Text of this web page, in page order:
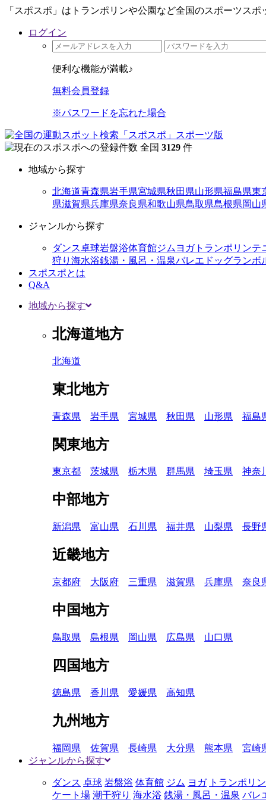
「スポスポ」はトランポリンや公園など全国のスポーツス
ログイン
便利な機能が満載♪
無料会員登録
※パスワードを忘れた場合
全国 3129 件
地域から探す
北海道青森県岩手県宮城県秋田県山形県福島県東
県滋賀県兵庫県奈良県和歌山県鳥取県島根県岡山
ジャンルから探す
ダンス卓球岩盤浴体育館ジム ヨガトランポリンテ
狩り 海水浴銭湯・風呂・温泉バレエ ドッグランボ
スポスポとは
Q&A
地域から探す
北海道地方
北海道
東北地方
青森県 岩手県 宮城県 秋田県 山形県 福島
関東地方
東京都 茨城県 栃木県 群馬県 埼玉県 神奈
中部地方
新潟県 富山県 石川県 福井県 山梨県 長野
近畿地方
京都府 大阪府 三重県 滋賀県 兵庫県 奈良
中国地方
鳥取県 島根県 岡山県 広島県 山口県
四国地方
徳島県 香川県 愛媛県 高知県
九州地方
福岡県 佐賀県 長崎県 大分県 熊本県 宮崎
ジャンルから探す
ダンス 卓球 岩盤浴 体育館 ジム ヨガ トランポリン
ケート場 潮干狩り 海水浴 銭湯・風呂・温泉 バレ